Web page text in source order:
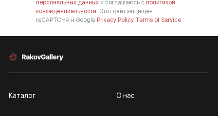
персональных данных и соглашаюсь с политикой
конфиденциальности. Этот сайт защищен
reCAPTCHA и Google Privacy Policy Terms of Service
Каталог О нас